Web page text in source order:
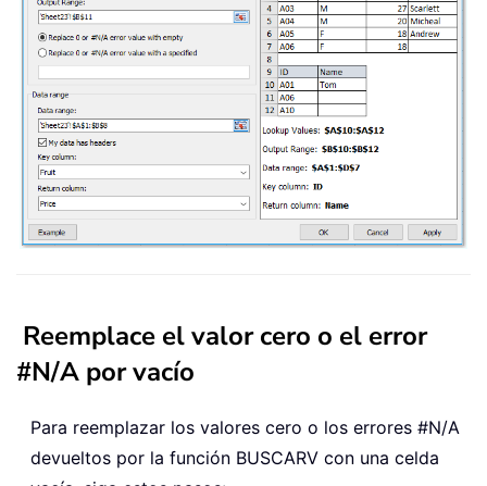
Reemplace el valor cero o el error
#N/A por vacío
Para reemplazar los valores cero o los errores #N/A
devueltos por la función BUSCARV con una celda